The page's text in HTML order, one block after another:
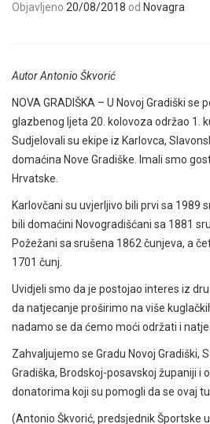
Objavljeno 20/08/2018 od Novagra
Autor Antonio Škvorić
NOVA GRADIŠKA – U Novoj Gradiški
glazbenog ljeta 20. kolovoza održao 1.
Sudjelovali su ekipe iz Karlovca,
domaćina Nove Gradiške. Imali smo
Hrvatske.
Karlovčani su uvjerljivo bili prvi sa 1989
bili domaćini Novogradišćani sa 1881
Požežani sa srušena 1862 čunjeva, a
1701 čunj.
Uvidjeli smo da je postojao interes iz
da natjecanje proširimo na više
nadamo se da ćemo moći održati i
Zahvaljujemo se Gradu Novoj Gradiški,
Gradiška, Brodskoj-posavskoj županiji i
donatorima koji su pomogli da se ovaj
(Antonio Škvorić, predsjednik Športske